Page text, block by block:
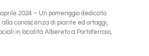
2024 – Un pomeriggio dedicato
alla conoscenza di piante ed ortaggi,
in località Albereto a Portoferraio,